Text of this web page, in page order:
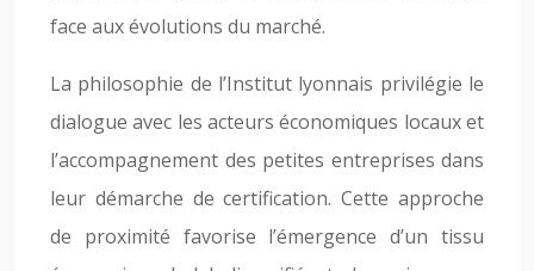
face aux évolutions du marché.
La philosophie de l’Institut lyonnais privilégie le
dialogue avec les acteurs économiques locaux et
l’accompagnement des petites entreprises dans
leur démarche de certification. Cette approche
de proximité favorise l’émergence d’un tissu